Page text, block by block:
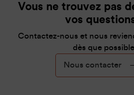
Vous ne trouvez pas
vos
Contactez-nous et nous
dès que
Nous contacter